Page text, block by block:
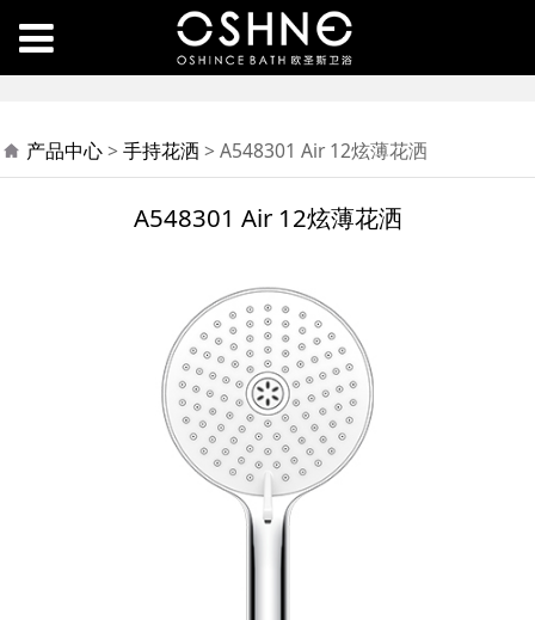
A548301 Air 12炫薄花
洒
产品中心> 手持花洒 > A548301 Air 12炫薄花洒
A548301 Air 12炫薄花洒